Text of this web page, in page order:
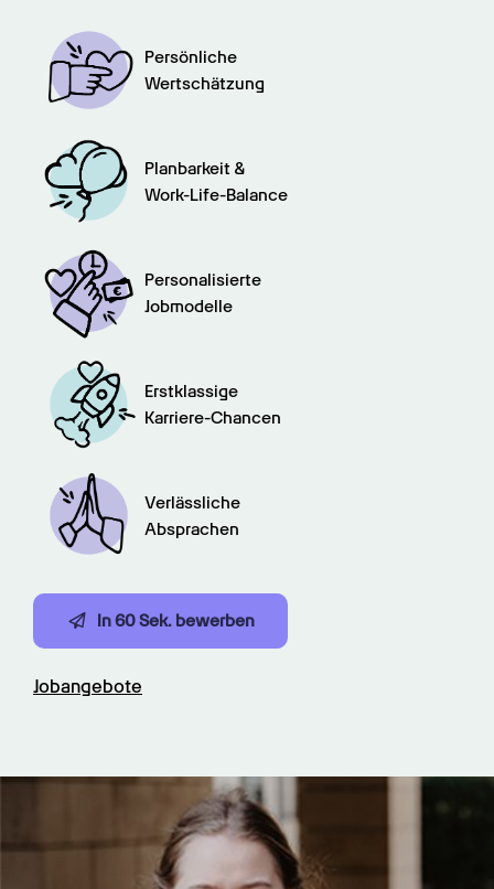
Persönliche
Wertschätzung
Planbarkeit &
Work-Life-Balance
Personalisierte
Jobmodelle
Erstklassige
Karriere-Chancen
Verlässliche
Absprachen
In 60 Sek. bewerben
Jobangebote